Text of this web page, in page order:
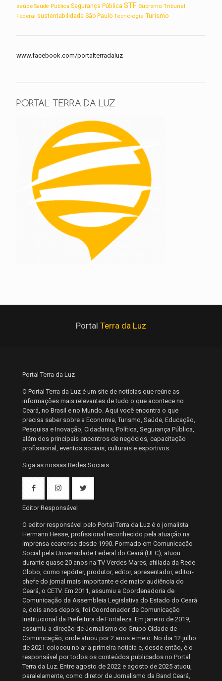
saúde Saúde Pública Segurança Pública STF Supremo Tribunal
Federal sustentabilidade São Paulo Tecnologia Turismo
www.facebook.com/portalterradaluz
PORTAL TERRA DA LUZ
Portal Terra da Luz
Portal Terra da Luz
O Portal Terra da Luz é um site de notícias que reúne as
informações mais relevantes de tudo o que acontece no
Ceará, no Brasil e no Mundo. Aqui você encontra o que
precisa saber sobre a Economia, Turismo, Saúde, Educação,
Pesquisa e Inovação, Cidadania, Política, Segurança Pública,
além dos principais encontros de negócios, capacitação
profissional, eventos sociais, culturais e esportivos.
Siga as nossas Redes Sociais.
Editor Responsável
O editor responsável pelo Portal Terra da Luz é o jornalista
Hermann Hesse, profissional reconhecido pela atuação na
imprensa cearense desde 1990. Formado em Comunicação
Social pela Universidade Federal do Ceará (UFC), atuou
durante quase 20 anos na TV Verdes Mares, afiliada da Rede
Globo, como repórter, produtor, editor, apresentador, editor-
chefe do jornal mais importante e de maior audiência do
Ceará, o CETV. Em 2011, assumiu a Coordenadoria de
Comunicação da Assembleia Legislativa do Estado do Ceará
e, dois anos depois, foi Coordenador de Comunicação
Institucional da Prefeitura de Fortaleza. Em janeiro de 2019,
assumiu a direção de Jornalismo do Grupo Cidade de
Comunicação, onde atuou por 2 anos e meio. No dia 12 julho
de 2021 colocou no ar a primeira notícia e, desde então, é o
responsável por todos os conteúdos publicados no Portal
Terra da Luz. Entre agosto de 2022 e agosto de 2025 atuou,
paralelamente, como diretor de Jornalismo da Band Ceará,